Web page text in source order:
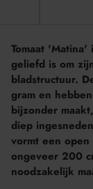
Tomaat
geliefd is om
bladstructuur.
gram en
bijzonder
diep
vormt een
ongeveer 200
noodzakelijk